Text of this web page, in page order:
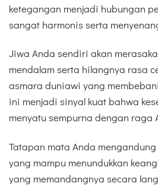
ketegangan menjadi hubungan
sangat harmonis serta
Jiwa Anda sendiri akan
mendalam serta hilangnya rasa
asmara duniawi yang
ini menjadi sinyal kuat bahwa
menyatu sempurna dengan raga
Tatapan mata Anda
yang mampu menundukkan
yang memandangnya secara